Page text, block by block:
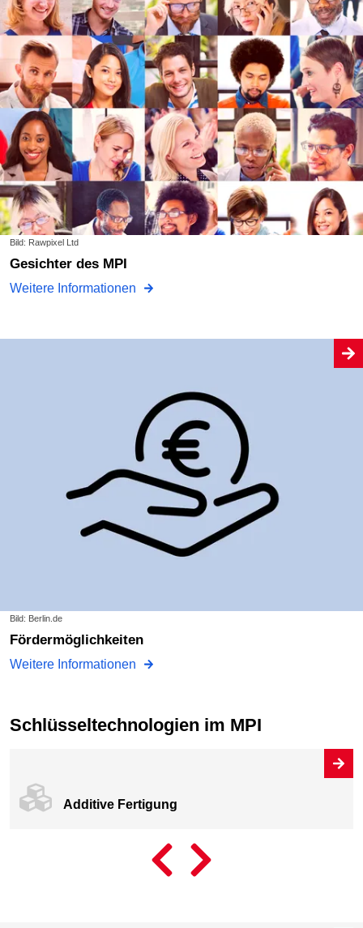
Bild: Rawpixel Ltd
Gesichter des MPI
Weitere Informationen
Bild: Berlin.de
Fördermöglichkeiten
Weitere Informationen
Schlüsseltechnologien im MPI
Additive Fertigung